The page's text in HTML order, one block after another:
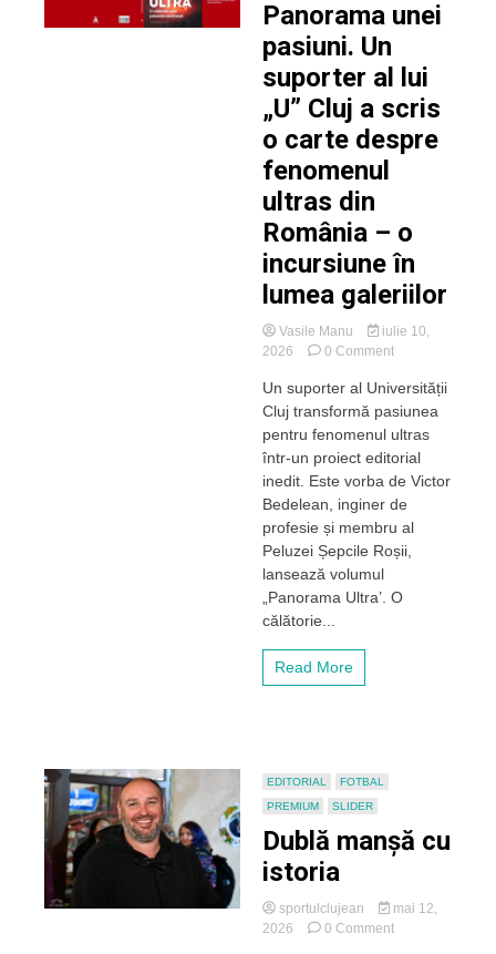
Panorama unei
pasiuni. Un
suporter al lui
„U” Cluj a scris
o carte despre
fenomenul
ultras din
România – o
incursiune în
lumea galeriilor
Vasile Manu
iulie 10,
2026
0 Commenton
unei
pasiuni.
Un
suporter
lui
„U”
Cluj
a
o
galeriilor
Un suporter al Universității
Cluj transformă pasiunea
pentru fenomenul ultras
într-un proiect editorial
inedit. Este vorba de Victor
Bedelean, inginer de
profesie și membru al
Peluzei Șepcile Roșii,
lansează volumul
„Panorama Ultra’. O
călătorie...
Read More
EDITORIAL
FOTBAL
PREMIUM
SLIDER
Dublă manșă cu
istoria
sportulclujean
mai 12,
2026
0 Commenton